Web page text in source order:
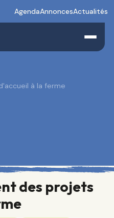
AgendaAnnoncesActualités
à la ferme
des projets